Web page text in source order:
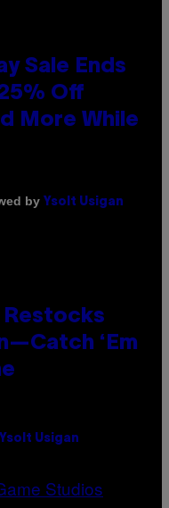
Sale Ends
Off
More While
by Ysolt Usigan
Restocks
‘Em
Ysolt Usigan